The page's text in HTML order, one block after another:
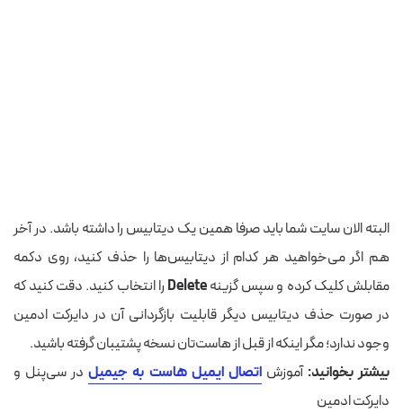
البته الان سایت شما باید صرفا همین یک دیتابیس را داشته باشد. در آخر
هم اگر می‌خواهید هر کدام از دیتابیس‌ها را حذف کنید، روی دکمه
مقابلش کلیک کرده و سپس گزینهDelete را انتخاب کنید. دقت کنید که
در صورت حذف دیتابیس دیگر قابلیت بازگردانی آن در دایرکت ادمین
وجود ندارد؛ مگر اینکه از قبل از هاست‌تان نسخه پشتیبان گرفته باشید.
بیشتر بخوانید: آموزشاتصال ایمیل هاست به جیمیلدر سی‌پنل و
دایرکت ادمین